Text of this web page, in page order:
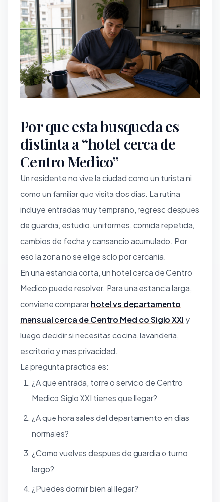
Por que esta busqueda es
distinta a “hotel cerca de
Centro Medico”
Un residente no vive la ciudad como un turista ni
como un familiar que visita dos dias. La rutina
incluye entradas muy temprano, regreso despues
de guardia, estudio, uniformes, comida repetida,
cambios de fecha y cansancio acumulado. Por
eso la zona no se elige solo por cercania.
En una estancia corta, un hotel cerca de Centro
Medico puede resolver. Para una estancia larga,
conviene compararhotel vs departamento
mensual cerca de Centro Medico Siglo XXI y
luego decidir si necesitas cocina, lavanderia,
escritorio y mas privacidad.
La pregunta practica es:
¿A que entrada, torre o servicio de Centro
Medico Siglo XXI tienes que llegar?
¿A que hora sales del departamento en dias
normales?
¿Como vuelves despues de guardia o turno
largo?
¿Puedes dormir bien al llegar?